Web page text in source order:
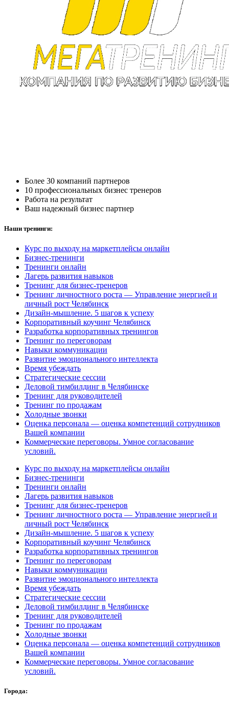
Более 30 компаний партнеров
10 профессиональных бизнес тренеров
Работа на результат
Ваш надежный бизнес партнер
Наши тренинги:
Курс по выходу на маркетплейсы онлайн
Бизнес-тренинги
Тренинги онлайн
Лагерь развития навыков
Тренинг для бизнес-тренеров
Тренинг личностного роста — Управление энергией и
личный рост Челябинск
Дизайн-мышление. 5 шагов к успеху
Корпоративный коучинг Челябинск
Разработка корпоративных тренингов
Тренинг по переговорам
Навыки коммуникации
Развитие эмоционального интеллекта
Время убеждать
Стратегические сессии
Деловой тимбилдинг в Челябинске
Тренинг для руководителей
Тренинг по продажам
Холодные звонки
Оценка персонала — оценка компетенций сотрудников
Вашей компании
Коммерческие переговоры. Умное согласование
условий.
Курс по выходу на маркетплейсы онлайн
Бизнес-тренинги
Тренинги онлайн
Лагерь развития навыков
Тренинг для бизнес-тренеров
Тренинг личностного роста — Управление энергией и
личный рост Челябинск
Дизайн-мышление. 5 шагов к успеху
Корпоративный коучинг Челябинск
Разработка корпоративных тренингов
Тренинг по переговорам
Навыки коммуникации
Развитие эмоционального интеллекта
Время убеждать
Стратегические сессии
Деловой тимбилдинг в Челябинске
Тренинг для руководителей
Тренинг по продажам
Холодные звонки
Оценка персонала — оценка компетенций сотрудников
Вашей компании
Коммерческие переговоры. Умное согласование
условий.
Города: